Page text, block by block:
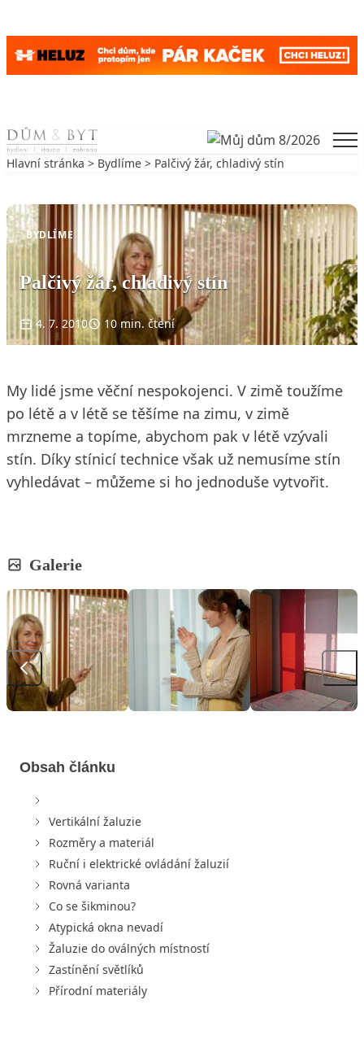
Skip to content
Hlavní stránka > Bydlíme > Palčivý žár, chladivý stín
BYDLÍME
Palčivý žár, chladivý stín
4. 7. 2010 10 min. čtení
My lidé jsme věční nespokojenci. V zimě toužíme
po létě a v létě se těšíme na zimu, v zimě
mrzneme a topíme, abychom pak v létě vzývali
stín. Díky stínicí technice však už nemusíme stín
vyhledávat – můžeme si ho jednoduše vytvořit.
Galerie
Obsah článku
Vertikální žaluzie
Rozměry a materiál
Ruční i elektrické ovládání žaluzií
Rovná varianta
Co se šikminou?
Atypická okna nevadí
Žaluzie do oválných místností
Zastínění světlíků
Přírodní materiály